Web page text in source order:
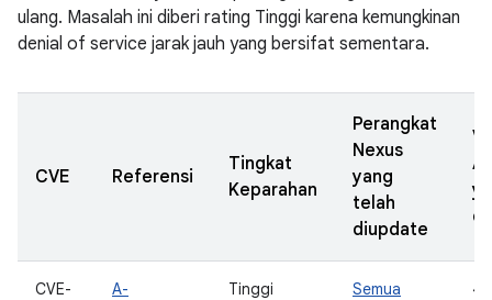
ulang. Masalah ini diberi rating Tinggi karena kemungkinan
denial of service jarak jauh yang bersifat sementara.
CVE Referensi
Tingkat
Keparahan
Perangkat
Nexus
yang
telah
diupdate
CVE-
A-
Tinggi
Semua